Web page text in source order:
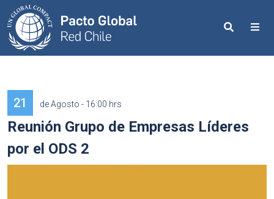
Search
21 de Agosto - 16:00 hrs
Reunión Grupo de Empresas Líderes
por el ODS 2